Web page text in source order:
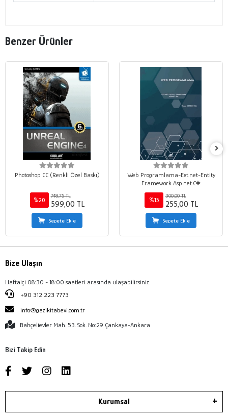
Benzer Ürünler
Photoshop CC (Renkli Özel Baskı)
%20
748,75 TL
599,00 TL
Sepete Ekle
Web Programlama-Ext.net-Entity
Framework Asp.net.C#
%15
300,00 TL
255,00 TL
Sepete Ekle
Bize Ulaşın
Haftaiçi 08:30 - 18:00 saatleri arasında ulaşabilirsiniz.
+90 312 223 7773
info@gazikitabevi.com.tr
Bahçelievler Mah. 53. Sok. No:29 Çankaya-Ankara
Bizi Takip Edin
Kurumsal